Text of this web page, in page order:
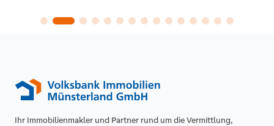
Ihr Immobilienmakler und Partner rund um die Vermittlung,